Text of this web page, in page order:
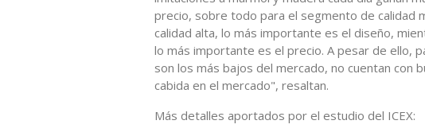
precio, sobre todo para el segmento de calidad
calidad alta, lo más importante es el diseño,
lo más importante es el precio. A pesar de ello,
son los más bajos del mercado, no cuentan con
cabida en el mercado", resaltan.
Más detalles aportados por el estudio del ICEX: